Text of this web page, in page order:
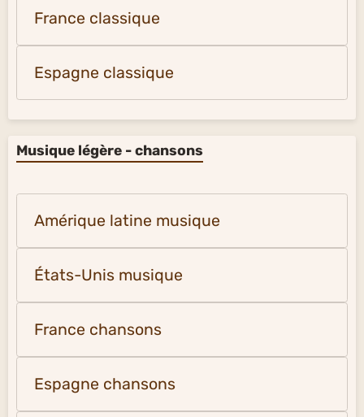
France classique
Espagne classique
Musique légère - chansons
Amérique latine musique
États-Unis musique
France chansons
Espagne chansons